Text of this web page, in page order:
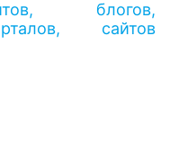
блогов,
сайтов